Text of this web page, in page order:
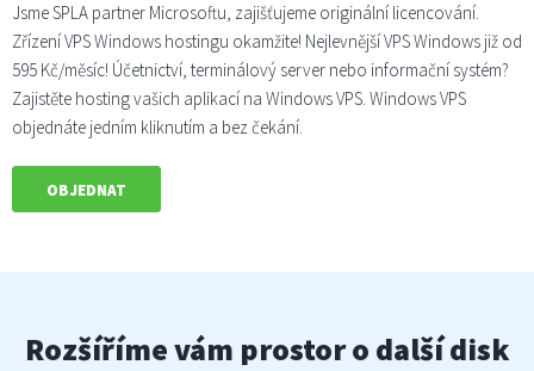
Jsme SPLA partner Microsoftu, zajišťujeme originální licencování.
Zřízení VPS Windows hostingu okamžite! Nejlevnější VPS Windows již od
595 Kč/měsíc! Účetnictví, terminálový server nebo informační systém?
Zajistěte hosting vašich aplikací na Windows VPS. Windows VPS
objednáte jedním kliknutím a bez čekání.
OBJEDNAT
Rozšíříme vám prostor o další disk